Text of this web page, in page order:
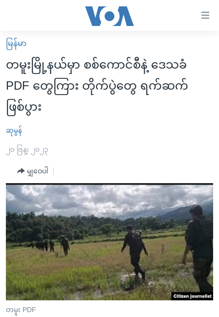
လွယ်ကူ
စေ
သည့်
Link
များ
ပင်မ
အကြောင်းအရာ
သို့
ကျော်
ကြည့်
ရန်
အ
ညွန်း
စာမျက်နှာ
သို့
ကျော်
ကြည့်
ရန်
ရှာဖွေ
မူလစာမျက်နှာ
မြန်မာ
ကမ္ဘာ့သတင်းများ
နိုင်ငံတကာ
အစ္စရေး-ပါလက်စတိုင်း
ဗွီဒီယို
အင်္ဂလိပ်စာလေ့လာမယ်
အမေရိကန်သုံးအီဒီယံ
မကြေးမုံရဲ့ အင်္ဂလိပ်စာ
ရုပ်ရှင်ထဲက အင်္ဂလိပ်စာ
သုတပဒေသာ အင်္ဂလိပ်စာ
အပတ်စဉ်ကဏ္ဍများ
ရေဒီယို
တီဗွီ
ရေဒီယိုနှင့်ရုပ်သံ အချက်အလက်များ
ရေဒီယို/တီဗွီအစီအစဉ်
Learning English
ဗွီအိုအေ လူမှုကွန်ယက်များ
ဘာသာစကားများ
မြန်မာ
တမူးမြို့နယ်မှာ စစ်ကောင်စီနဲ့ ဒေသခံ
PDF တွေကြား တိုက်ပွဲတွေ ရက်ဆက်
ဖြစ်ပွား
ဆုမွန်
၂၀ ဇြန္၊ ၂၀၂၃
မျှဝေပါ
တမူး PDF